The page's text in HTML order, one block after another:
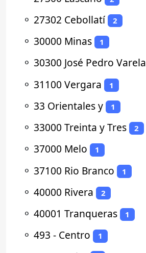
⚬ 27302 Cebollatí 2
⚬ 30000 Minas 1
⚬ 30300 José Pedro Varela
⚬ 31100 Vergara 1
⚬ 33 Orientales y 1
⚬ 33000 Treinta y Tres 2
⚬ 37000 Melo 1
⚬ 37100 Rio Branco 1
⚬ 40000 Rivera 2
⚬ 40001 Tranqueras 1
⚬ 493 - Centro 1